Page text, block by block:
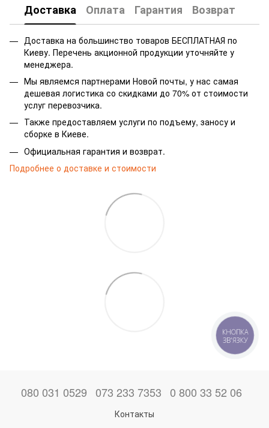
Доставка Оплата Гарантия Возврат
Доставка на большинство товаров БЕСПЛАТНАЯ по
Киеву. Перечень акционной продукции уточняйте у
менеджера.
Мы являемся партнерами Новой почты, у нас самая
дешевая логистика со скидками до 70% от стоимости
услуг перевозчика.
Также предоставляем услуги по подъему, заносу и
сборке в Киеве.
Официальная гарантия и возврат.
Подробнее о доставке и стоимости
080 031 0529 073 233 7353 0 800 33 52 06
Контакты
КНОПКА
ЗВ'ЯЗКУ